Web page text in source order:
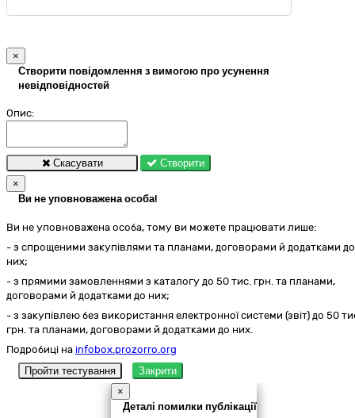
×
Створити повідомлення з вимогою про усунення
невідповідностей
Опис:
Скасувати
Створити
×
Ви не уповноважена особа!
Ви не уповноважена особа, тому ви можете працювати лише:
- з спрощеними закупівлями та планами, договорами й додатками до
них;
- з прямими замовленнями з каталогу до 50 тис. грн. та планами,
договорами й додатками до них;
- з закупівлею без використання електронної системи (звіт) до 50
грн. та планами, договорами й додатками до них.
Подробиці на infobox.prozorro.org
Пройти тестування
Закрити
×
Деталі помилки публікації